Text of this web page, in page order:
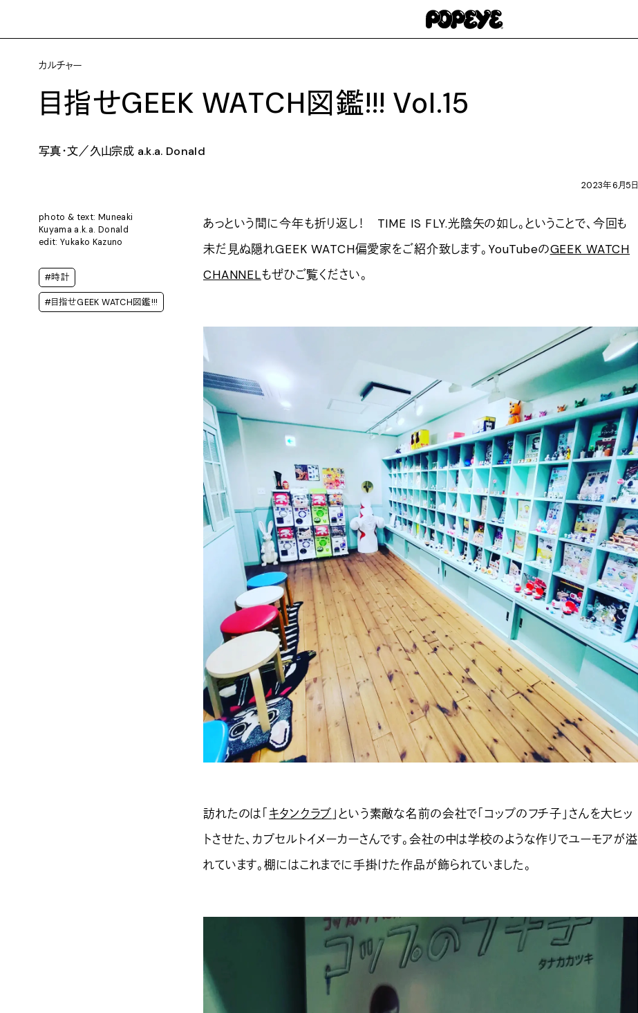
カルチャー
目指せGEEK WATCH図鑑!!! Vol.15
写真・文／久山宗成 a.k.a. Donald
2023年6月5日
photo & text: Muneaki
Kuyama a.k.a. Donald
edit: Yukako Kazuno
#時計
#目指せGEEK WATCH図鑑!!!
あっという間に今年も折り返し！ TIME IS FLY.光陰矢の如し。ということで、今回も
未だ見ぬ隠れGEEK WATCH偏愛家をご紹介致します。YouTubeのGEEK WATCH
CHANNELもぜひご覧ください。
訪れたのは「 キタンクラブ 」という素敵な名前の会社で「コップのフチ子」さんを大ヒッ
トさせた、カプセルトイメーカーさんです。会社の中は学校のような作りでユーモアが溢
れています。棚にはこれまでに手掛けた作品が飾られていました。